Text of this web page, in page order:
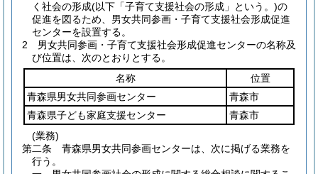
く社会の形成(以下「子育て支援社会の形成」という。)の
促進を図るため、男女共同参画・子育て支援社会形成促進
センターを設置する。
2
男女共同参画・子育て支援社会形成促進センターの名称及
び位置は、次のとおりとする。
名称
位置
青森県男女共同参画センター
青森市
青森県子ども家庭支援センター
青森市
(業務)
第二条
青森県男女共同参画センターは、次に掲げる業務を
行う。